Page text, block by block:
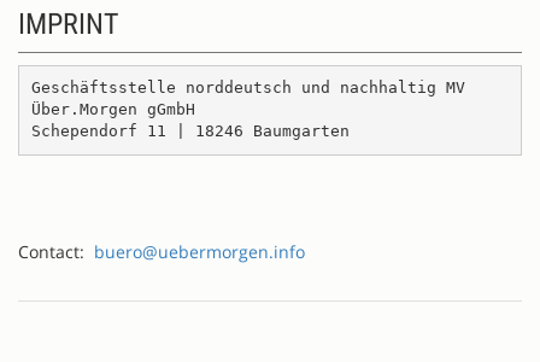
IMPRINT
Geschäftsstelle norddeutsch und nachhaltig MV
Über.Morgen gGmbH
Schependorf 11 | 18246 Baumgarten
Contact: buero@uebermorgen.info